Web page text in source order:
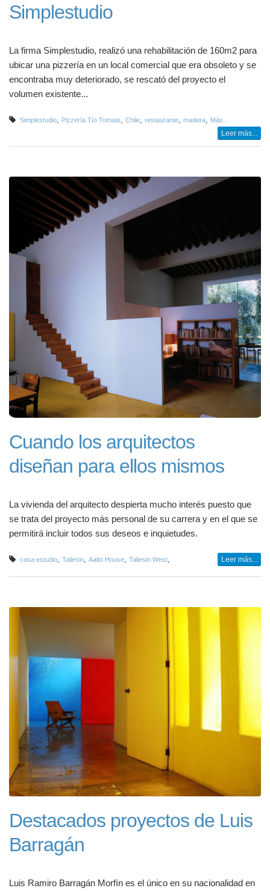
Simplestudio
La firma Simplestudio, realizó una rehabilitación de 160m2 para
ubicar una pizzería en un local comercial que era obsoleto y se
encontraba muy deteriorado, se rescató del proyecto el
volumen existente...
Simplestudio, Pizzería Tío Tomate, Chile, restaurante, madera, Más...
Leer más...
Cuando los arquitectos
diseñan para ellos mismos
La vivienda del arquitecto despierta mucho interés puesto que
se trata del proyecto más personal de su carrera y en el que se
permitirá incluir todos sus deseos e inquietudes.
casa estudio Taliesin Aalto House Taliesin West Leer más...
Destacados proyectos de Luis
Barragán
Luis Ramiro Barragán Morfín es el único en su nacionalidad en